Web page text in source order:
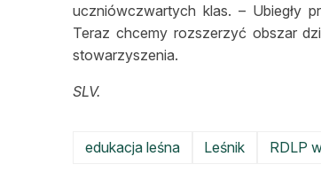
uczniówczwartych klas. – Ubiegły
Teraz chcemy rozszerzyć obszar
stowarzyszenia.
SLV.
edukacja leśna Leśnik RDLP